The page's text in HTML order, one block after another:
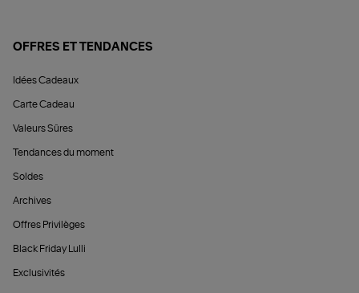
OFFRES ET TENDANCES
Idées Cadeaux
Carte Cadeau
Valeurs Sûres
Tendances du moment
Soldes
Archives
Offres Privilèges
Black Friday Lulli
Exclusivités